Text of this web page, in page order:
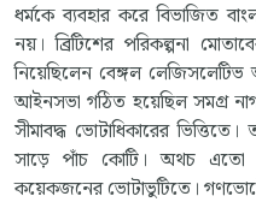
ধর্মকে ব্যবহার করে বিভাজিত
নয়। ব্রিটিশের পরিকল্পনা
নিয়েছিলেন বেঙ্গল
আইনসভা গঠিত হয়েছিল সমগ্র
সীমাবদ্ধ ভোটাধিকারের
সাড়ে পাঁচ কোটি। অথচ এতো
কয়েকজনের ভোটাভুটিতে।